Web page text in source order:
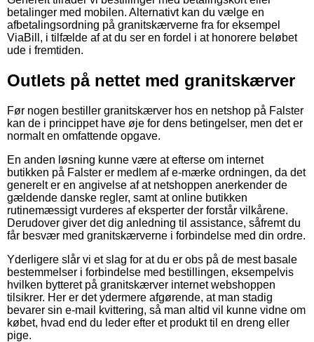
betalinger med mobilen. Alternativt kan du vælge en
afbetalingsordning på granitskærverne fra for eksempel
ViaBill, i tilfælde af at du ser en fordel i at honorere beløbet
ude i fremtiden.
Outlets på nettet med granitskærver
Før nogen bestiller granitskærver hos en netshop på Falster
kan de i princippet have øje for dens betingelser, men det er
normalt en omfattende opgave.
En anden løsning kunne være at efterse om internet
butikken på Falster er medlem af e-mærke ordningen, da det
generelt er en angivelse af at netshoppen anerkender de
gældende danske regler, samt at online butikken
rutinemæssigt vurderes af eksperter der forstår vilkårene.
Derudover giver det dig anledning til assistance, såfremt du
får besvær med granitskærverne i forbindelse med din ordre.
Yderligere slår vi et slag for at du er obs på de mest basale
bestemmelser i forbindelse med bestillingen, eksempelvis
hvilken bytteret på granitskærver internet webshoppen
tilsikrer. Her er det ydermere afgørende, at man stadig
bevarer sin e-mail kvittering, så man altid vil kunne vidne om
købet, hvad end du leder efter et produkt til en dreng eller
pige.